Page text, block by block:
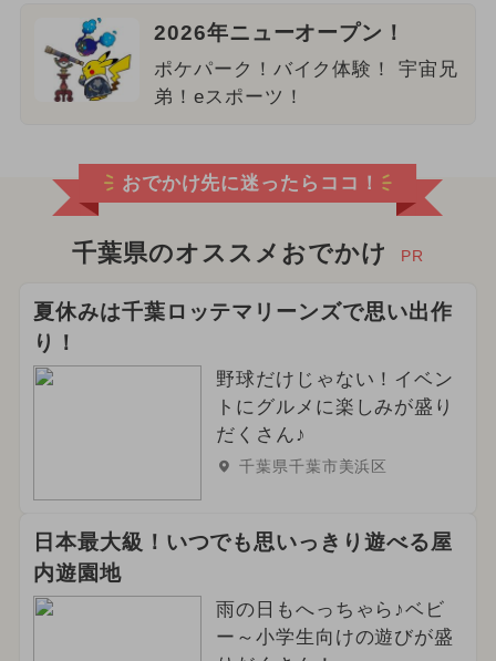
2026年ニューオープン！
ポケパーク！バイク体験！ 宇宙兄
弟！eスポーツ！
おでかけ先に迷ったらココ！
千葉県のオススメおでかけ PR
夏休みは千葉ロッテマリーンズで思い出作
り！
野球だけじゃない！イベン
トにグルメに楽しみが盛り
だくさん♪
千葉県千葉市美浜区
日本最大級！いつでも思いっきり遊べる屋
内遊園地
雨の日もへっちゃら♪ベビ
ー～小学生向けの遊びが盛